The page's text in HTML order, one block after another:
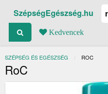
SzépségEgészség.hu
Kedvencek
SZÉPSÉG ÉS EGÉSZSÉG JELENLEGI:
ROC
RoC